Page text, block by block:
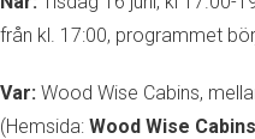
från kl. 17:00, programmet
Var: Wood Wise Cabins,
(Hemsida: Wood Wise